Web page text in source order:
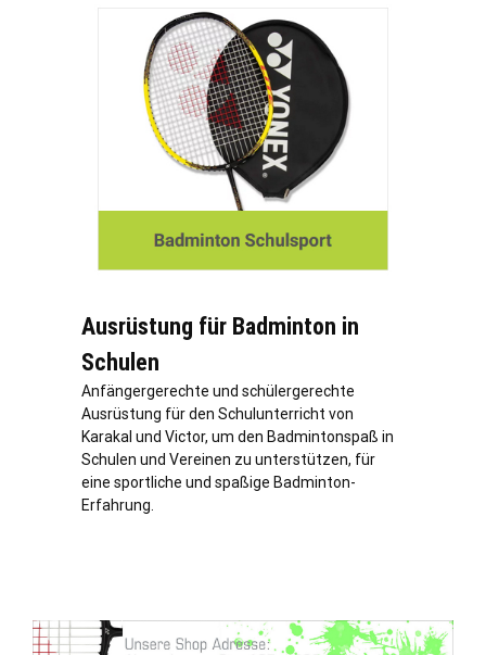
Ausrüstung für Badminton in
Schulen
Anfängergerechte und schülergerechte
Ausrüstung für den Schulunterricht von
Karakal und Victor, um den Badmintonspaß in
Schulen und Vereinen zu unterstützen, für
eine sportliche und spaßige Badminton-
Erfahrung.